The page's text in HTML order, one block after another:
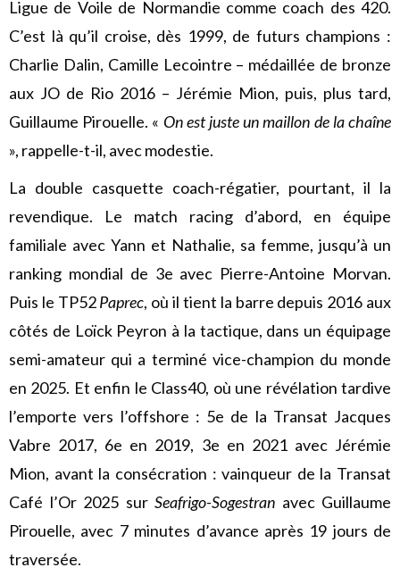
Ligue de Voile de Normandie comme coach des 420.
C’est là qu’il croise, dès 1999, de futurs champions :
Charlie Dalin, Camille Lecointre – médaillée de bronze
aux JO de Rio 2016 – Jérémie Mion, puis, plus tard,
Guillaume Pirouelle. « On est juste un maillon de la chaîne
», rappelle-t-il, avec modestie.
La double casquette coach-régatier, pourtant, il la
revendique. Le match racing d’abord, en équipe
familiale avec Yann et Nathalie, sa femme, jusqu’à un
ranking mondial de 3e avec Pierre-Antoine Morvan.
Puis le TP52Paprec, où il tient la barre depuis 2016 aux
côtés de Loïck Peyron à la tactique, dans un équipage
semi-amateur qui a terminé vice-champion du monde
en 2025. Et enfin le Class40, où une révélation tardive
l’emporte vers l’offshore : 5e de la Transat Jacques
Vabre 2017, 6e en 2019, 3e en 2021 avec Jérémie
Mion, avant la consécration : vainqueur de la Transat
Café l’Or 2025 sur Seafrigo-Sogestran avec Guillaume
Pirouelle, avec 7 minutes d’avance après 19 jours de
traversée.